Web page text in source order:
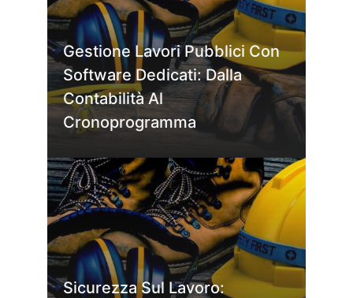
Gestione Lavori Pubblici Con
Software Dedicati: Dalla
Contabilità Al
Cronoprogramma
Sicurezza Sul Lavoro: